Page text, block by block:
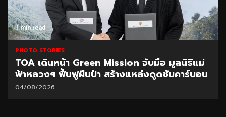
1 min read
PHOTO STORIES
TOA เดินหน้า Green Mission จับมือ มูลนิธิแม่
ฟ้าหลวงฯ ฟื้นฟูผืนป่า สร้างแหล่งดูดซับคาร์บอน
04/08/2026